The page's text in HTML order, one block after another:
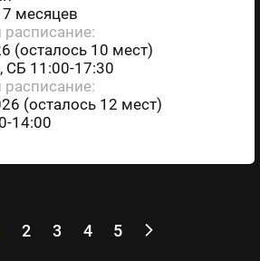
7 месяцев
расписание:
(осталось 10 мест)
СБ 11:00-17:30
расписание:
(осталось 12 мест)
14:00
2 3 4 5